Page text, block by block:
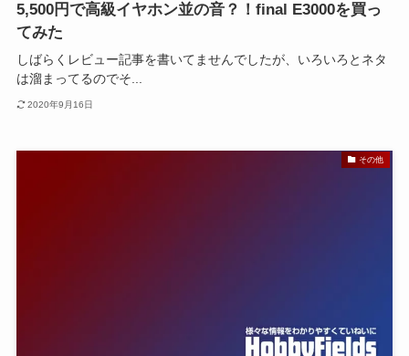
5,500円で高級イヤホン並の音？！final E3000を買っ
てみた
しばらくレビュー記事を書いてませんでしたが、いろいろとネタ
は溜まってるのでそ...
2020年9月16日
その他